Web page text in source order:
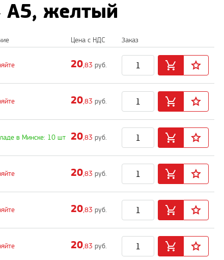
А5, желтый
Цена с НДС Заказ
20,83 руб.
20,83 руб.
в Минске: 10 шт 20,83 руб.
20,83 руб.
20,83 руб.
20,83 руб.